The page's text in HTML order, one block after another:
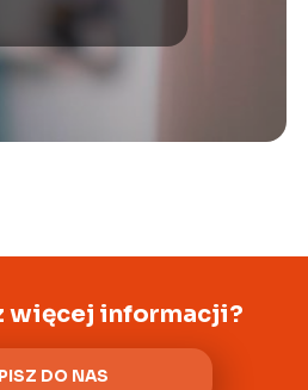
więcej informacji?
DO NAS